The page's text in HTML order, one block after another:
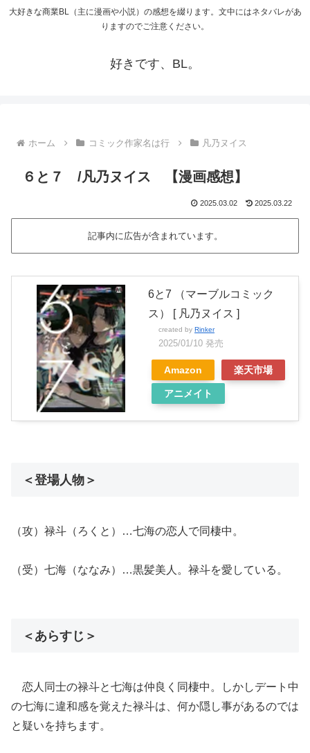
大好きな商業BL（主に漫画や小説）の感想を綴ります。文中にはネタバレがあ
りますのでご注意ください。
好きです、BL。
ホーム コミック作家名は行 凡乃ヌイス
６と７ /凡乃ヌイス 【漫画感想】
2025.03.02 2025.03.22
記事内に広告が含まれています。
6と7 （マーブルコミック
ス） [ 凡乃ヌイス ]
created by Rinker
2025/01/10 発売
Amazon 楽天市場
アニメイト
＜登場人物＞
（攻）禄斗（ろくと）…七海の恋人で同棲中。
（受）七海（ななみ）…黒髪美人。禄斗を愛している。
＜あらすじ＞
恋人同士の禄斗と七海は仲良く同棲中。しかしデート中
の七海に違和感を覚えた禄斗は、何か隠し事があるのでは
と疑いを持ちます。